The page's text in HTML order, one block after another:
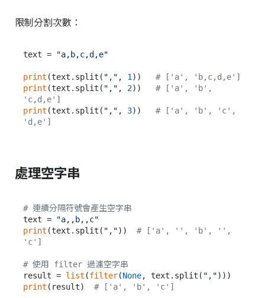
限制分割次數：
text = "a,b,c,d,e"
print (text.split( "," , 1 )) # ['a', 'b,c,d,e']
print (text.split( "," , 2)) # ['a', 'b',
'c,d,e']
print (text.split( "," , 3)) # ['a', 'b', 'c',
'd,e']
處理空字串
# 連續分隔符號會產生空字串
text =
"a,,b,,c"
print (text.split( ",")) # ['a', '', 'b', '',
'c']
# 使用 filter 過濾空字串
result = list (filter(None, text.split( ","
print (result) # ['a', 'b', 'c']